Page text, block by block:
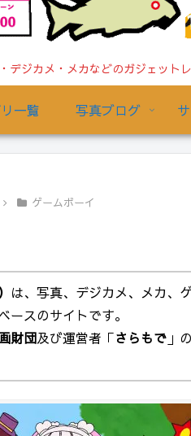
デジカメ・メカなどのガジェッ
一覧 写真ブログ
ゲームボーイ
は、写真、デジカメ、メカ、
ースのサイトです。
財団及び運営者「さらもで 」